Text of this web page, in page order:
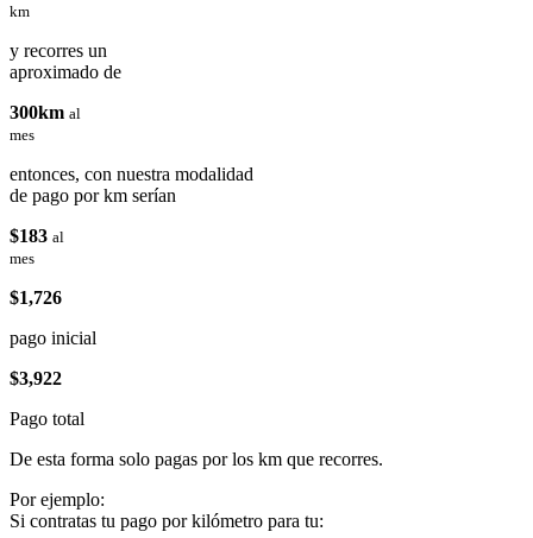
km
y recorres un
aproximado de
300km al
mes
entonces, con nuestra modalidad
de pago por km serían
$183 al
mes
$1,726
pago inicial
$3,922
Pago total
De esta forma solo pagas por los km que recorres.
Por ejemplo:
Si contratas tu pago por kilómetro para tu: